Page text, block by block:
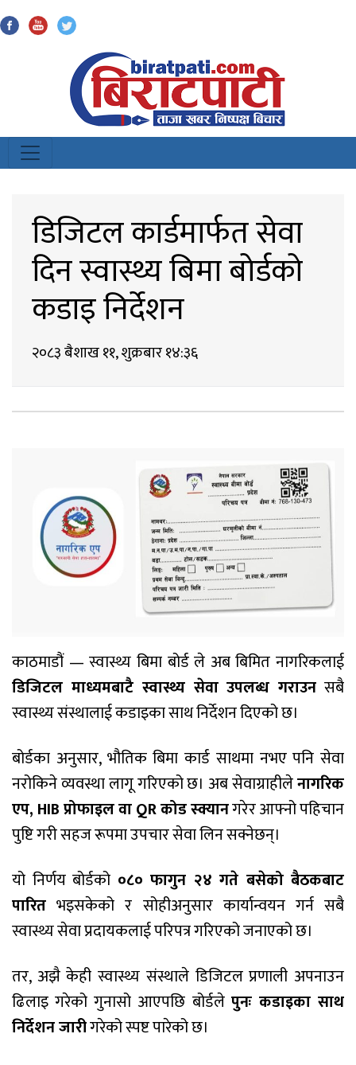
डिजिटल कार्डमार्फत सेवा
दिन स्वास्थ्य बिमा बोर्डको
कडाइ निर्देशन
२०८३ बैशाख ११, शुक्रबार १४:३६
काठमाडौं — स्वास्थ्य बिमा बोर्ड ले अब बिमित नागरिकलाई
डिजिटल माध्यमबाटै स्वास्थ्य सेवा उपलब्ध गराउन सबै
स्वास्थ्य संस्थालाई कडाइका साथ निर्देशन दिएको छ।
बोर्डका अनुसार, भौतिक बिमा कार्ड साथमा नभए पनि सेवा
नरोकिने व्यवस्था लागू गरिएको छ। अब सेवाग्राहीलेनागरिक
एप, HIB प्रोफाइल वा QR कोड स्क्यानगरेर आफ्नो पहिचान
पुष्टि गरी सहज रूपमा उपचार सेवा लिन सक्नेछन्।
यो निर्णय बोर्डको ०८० फागुन २४ गते बसेको बैठकबाट
पारित भइसकेको र सोहीअनुसार कार्यान्वयन गर्न सबै
स्वास्थ्य सेवा प्रदायकलाई परिपत्र गरिएको जनाएको छ।
तर, अझै केही स्वास्थ्य संस्थाले डिजिटल प्रणाली अपनाउन
ढिलाइ गरेको गुनासो आएपछि बोर्डले पुनः कडाइका साथ
निर्देशन जारीगरेको स्पष्ट पारेको छ।